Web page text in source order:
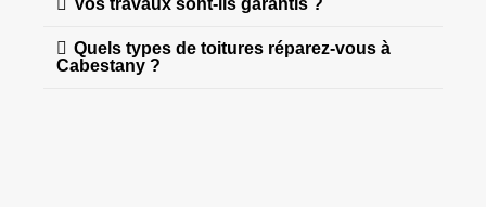
Vos travaux sont-ils garantis ?
Quels types de toitures réparez-vous à
Cabestany ?